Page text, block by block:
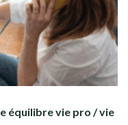
équilibre vie pro / vie